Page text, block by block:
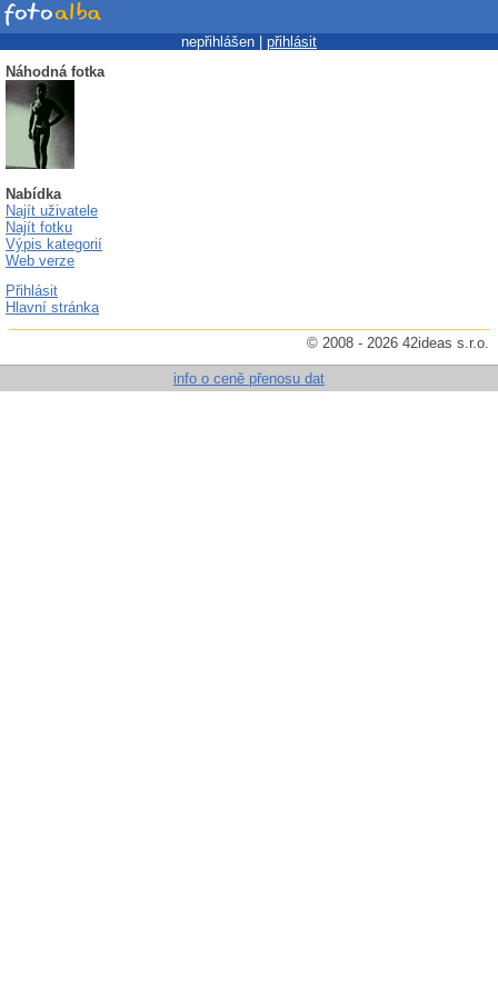
nepřihlášen | přihlásit
Náhodná fotka
Nabídka
Najít uživatele
Najít fotku
Výpis kategorií
Web verze
Přihlásit
Hlavní stránka
© 2008 - 2026 42ideas s.r.o.
info o ceně přenosu dat